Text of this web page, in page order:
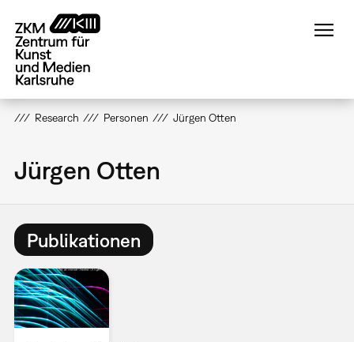
zum
Inhalt
Research Personen Jürgen Otten
Jürgen Otten
Publikationen